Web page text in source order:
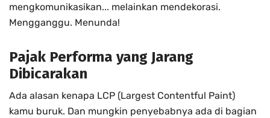
mengkomunikasikan... melainkan mendekorasi.
Mengganggu. Menunda!
Pajak Performa yang Jarang
Dibicarakan
Ada alasan kenapa LCP (Largest Contentful Paint)
kamu buruk. Dan mungkin penyebabnya ada di bagian